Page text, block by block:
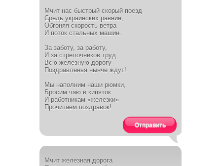
Мчит нас быстрый скорый поезд
Средь украинских равнин,
Обгоняя скорость ветра
И поток стальных машин.
За заботу, за работу,
И за стрелочников труд
Всю железную дорогу
Поздравленья нынче ждут!
Мы наполним наши рюмки,
Бросим чаю в кипяток
И работникам «железки»
Прочитаем поздравок!
Отправить
Мчит железная дорога